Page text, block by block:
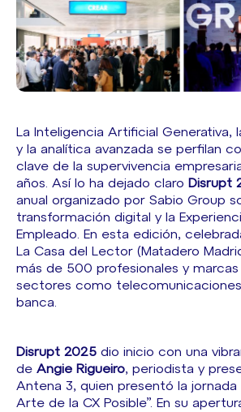
La Inteligencia Artificial Generativa,
y la analítica avanzada se perfilan
clave de la supervivencia
años. Así lo ha dejado claro Disrupt
anual organizado por Sabio Group
transformación digital y la
Empleado. En esta edición,
La Casa del Lector (Matadero
más de 500 profesionales y
sectores como
banca.
Disrupt 2025 dio inicio con una
de Angie Rigueiro, periodista y
Antena 3, quien presentó la jornada
Arte de la CX Posible”. En su